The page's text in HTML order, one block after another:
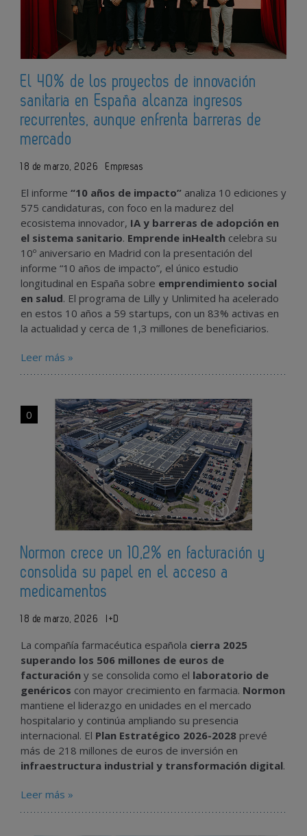
El 40% de los proyectos de innovación
sanitaria en España alcanza ingresos
recurrentes, aunque enfrenta barreras de
mercado
18 de marzo, 2026 Empresas
El informe “10 años de impacto” analiza 10 ediciones y
575 candidaturas, con foco en la madurez del
ecosistema innovador, IA y barreras de adopción en
el sistema sanitario. Emprende inHealth celebra su
10º aniversario en Madrid con la presentación del
informe “10 años de impacto”, el único estudio
longitudinal en España sobre emprendimiento social
en salud. El programa de Lilly y Unlimited ha acelerado
en estos 10 años a 59 startups, con un 83% activas en
la actualidad y cerca de 1,3 millones de beneficiarios.
Leer más »
0
Normon crece un 10,2% en facturación y
consolida su papel en el acceso a
medicamentos
18 de marzo, 2026 I+D
La compañía farmacéutica española cierra 2025
superando los 506 millones de euros de
facturación y se consolida como el laboratorio de
genéricos con mayor crecimiento en farmacia. Normon
mantiene el liderazgo en unidades en el mercado
hospitalario y continúa ampliando su presencia
internacional. El Plan Estratégico 2026-2028 prevé
más de 218 millones de euros de inversión en
infraestructura industrial y transformación digital.
Leer más »